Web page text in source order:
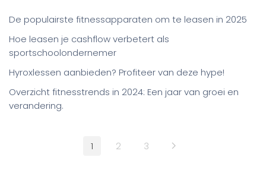
De populairste fitnessapparaten om te leasen in 2025
Hoe leasen je cashflow verbetert als
sportschoolondernemer
Hyroxlessen aanbieden? Profiteer van deze hype!
Overzicht fitnesstrends in 2024: Een jaar van groei en
verandering.
1 2 3